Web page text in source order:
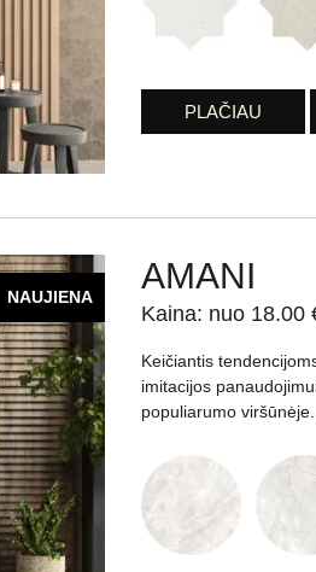
PLAČIAU
NAUJIENA
AMANI
Kaina: nuo 18.00
Keičiantis
imitacijos
populiarumo